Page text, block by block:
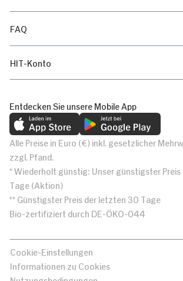
FAQ
HIT-Konto
Entdecken Sie unsere Mobile App
Alle Preise in Euro (€) inkl. gesetzlicher
zzgl. Pfand.
* Wiederholt günstig: Unser günstigster
Tage (Aktion)
** Günstigster Preis der letzten 30 Tage
Bio-zertifiziert durch DE-ÖKO-044
Cookie-Einstellungen
Informationen zu Cookies